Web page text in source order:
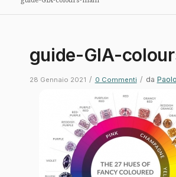
guide-GIA-
28 Gennaio 2021 / 0 Commenti / da